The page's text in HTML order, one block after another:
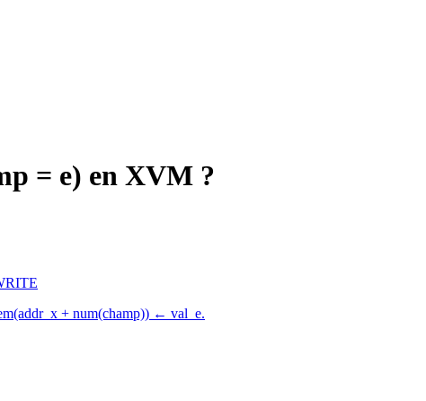
= e) en XVM ?
+ num(champ)) ← val_e.